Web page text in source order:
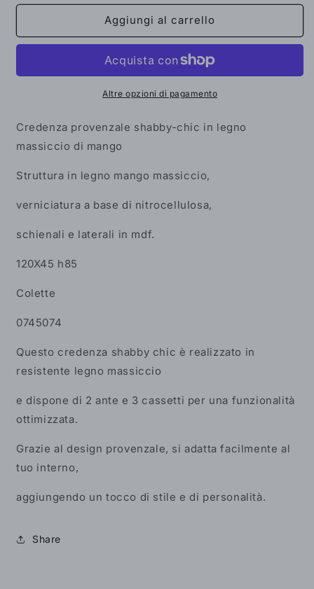
per
shabby
legno
ante
3
per
Credenza
shabby
in
legno
massiccio
ante
3
Aggiungi al carrello
Altre opzioni di pagamento
Credenza provenzale shabby-chic in legno
massiccio di mango
Struttura in legno mango massiccio,
verniciatura a base di nitrocellulosa,
schienali e laterali in mdf.
120X45 h85
Colette
0745074
Questo credenza shabby chic è realizzato in
resistente legno massiccio
e dispone di 2 ante e 3 cassetti per una funzionalità
ottimizzata.
Grazie al design provenzale, si adatta facilmente al
tuo interno,
aggiungendo un tocco di stile e di personalità.
Share